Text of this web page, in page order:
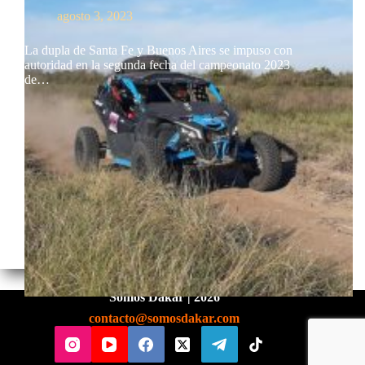
agosto 3, 2023
La dupla de Santa Fe y Buenos Aires se impuso con
autoridad en la segunda fecha del campeonato 2023
de…
Somos Dakar | 2026
contacto@somosdakar.com